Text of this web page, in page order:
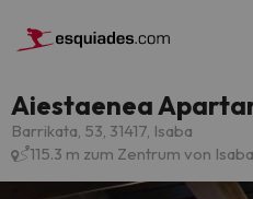
Aiestaenea
Barrikata, 53, 31417, Isaba
115.3 m zum Zentrum von Isaba